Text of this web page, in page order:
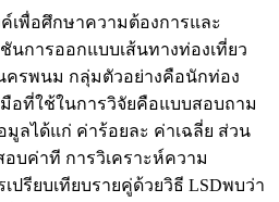
เพื่อศึกษาความต้องการและ
การออกแบบเส้นทางท่องเที่ยว
ครพนม กลุ่มตัวอย่างคือนักท่อง
มือที่ใช้ในการวิจัยคือแบบสอบถาม
ลได้แก่ ค่าร้อยละ ค่าเฉลี่ย ส่วน
อบค่าที การวิเคราะห์ความ
ปรียบเทียบรายคู่ด้วยวิธี LSDพบว่า